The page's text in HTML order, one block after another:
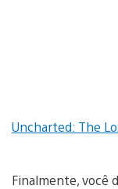
Uncharted: The
Finalmente, você